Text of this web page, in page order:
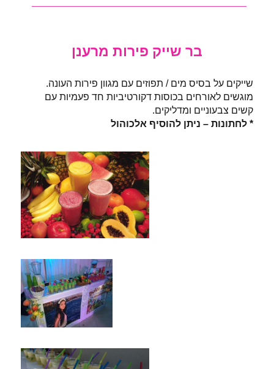
בר שייק פירות מרענן
שייקים על בסיס מים / תפוזים עם מגוון פירות העונה.
מוגשים לאורחים בכוסות דקורטיביות חד פעמיות עם
קשים צבעוניים ומדליקים.
* לחתונות – ניתן להוסיף אלכוהול